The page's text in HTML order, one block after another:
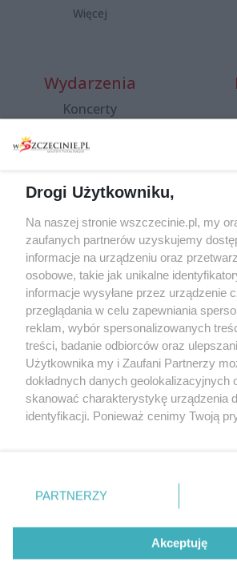
Więcej
Wydarzenia
Koncerty
Spacery i oprowadzania
targi
Wernisaże
Więcej
20.
Partnerzy
Praca Szczecin
© 2026
Created by GOD
Drogi Użytkowniku,
Na naszej stronie wszczecinie.pl, my
zaufanych partnerów uzyskujemy
informacje na urządzeniu oraz
osobowe, takie jak unikalne
informacje wysyłane przez urządzenie
przeglądania w celu zapewniania
reklam, wybór spersonalizowanych
treści, badanie odbiorców oraz
Użytkownika my i Zaufani Partnerzy
dokładnych danych geolokalizacyjnych
skanować charakterystykę urządzenia
identyfikacji. Ponieważ cenimy Twoją
prywatności znajdujący się w lewym
. Niektóre rodzaje przetwarzania
takiemu przetwarzaniu. Preferencje będą
zastosowania tylko na tej witrynie.
PARTNERZY
Akceptuję